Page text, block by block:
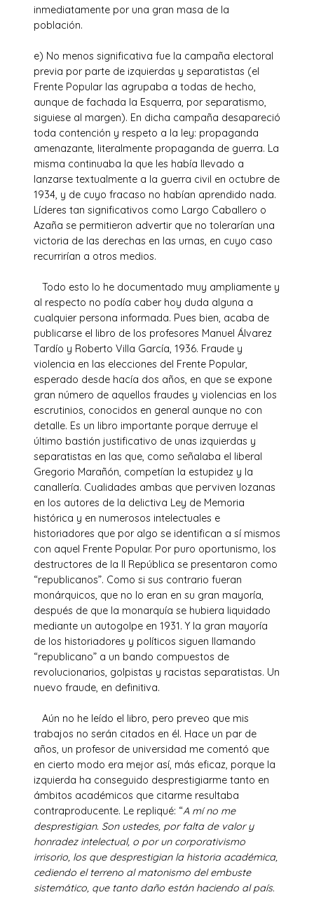
inmediatamente por una gran masa de la
población.
e) No menos significativa fue la campaña electoral
previa por parte de izquierdas y separatistas (el
Frente Popular las agrupaba a todas de hecho,
aunque de fachada la Esquerra, por separatismo,
siguiese al margen). En dicha campaña desapareció
toda contención y respeto a la ley: propaganda
amenazante, literalmente propaganda de guerra. La
misma continuaba la que les había llevado a
lanzarse textualmente a la guerra civil en octubre de
1934, y de cuyo fracaso no habían aprendido nada.
Líderes tan significativos como Largo Caballero o
Azaña se permitieron advertir que no tolerarían una
victoria de las derechas en las urnas, en cuyo caso
recurrirían a otros medios.
Todo esto lo he documentado muy ampliamente y
al respecto no podía caber hoy duda alguna a
cualquier persona informada. Pues bien, acaba de
publicarse el libro de los profesores Manuel Álvarez
Tardío y Roberto Villa García, 1936. Fraude y
violencia en las elecciones del Frente Popular,
esperado desde hacía dos años, en que se expone
gran número de aquellos fraudes y violencias en los
escrutinios, conocidos en general aunque no con
detalle. Es un libro importante porque derruye el
último bastión justificativo de unas izquierdas y
separatistas en las que, como señalaba el liberal
Gregorio Marañón, competían la estupidez y la
canallería. Cualidades ambas que perviven lozanas
en los autores de la delictiva Ley de Memoria
histórica y en numerosos intelectuales e
historiadores que por algo se identifican a sí mismos
con aquel Frente Popular. Por puro oportunismo, los
destructores de la II República se presentaron como
“republicanos”. Como si sus contrario fueran
monárquicos, que no lo eran en su gran mayoría,
después de que la monarquía se hubiera liquidado
mediante un autogolpe en 1931. Y la gran mayoría
de los historiadores y políticos siguen llamando
“republicano” a un bando compuestos de
revolucionarios, golpistas y racistas separatistas. Un
nuevo fraude, en definitiva.
Aún no he leído el libro, pero preveo que mis
trabajos no serán citados en él. Hace un par de
años, un profesor de universidad me comentó que
en cierto modo era mejor así, más eficaz, porque la
izquierda ha conseguido desprestigiarme tanto en
ámbitos académicos que citarme resultaba
contraproducente. Le repliqué: “A mí no me
desprestigian. Son ustedes, por falta de valor y
honradez intelectual, o por un corporativismo
irrisorio, los que desprestigian la historia académica,
cediendo el terreno al matonismo del embuste
sistemático, que tanto daño están haciendo al país.